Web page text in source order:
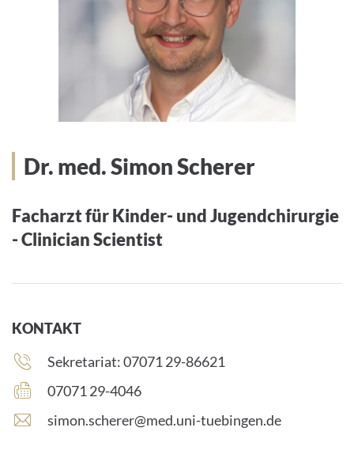
Dr. med. Simon Scherer
Facharzt für Kinder- und Jugendchirurgie
- Clinician Scientist
KONTAKT
Telefonnummer:
Sekretariat: 07071 29-86621
Faxnummer:
07071 29-4046
E
simon.scherer@med.uni-tuebingen.de